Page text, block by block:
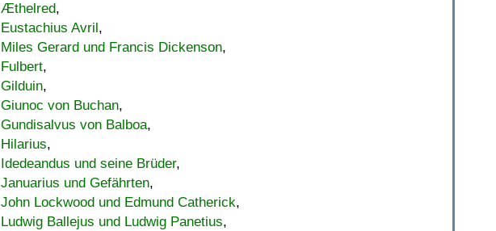
Æthelred,
Eustachius Avril,
Miles Gerard und Francis Dickenson,
Fulbert,
Gilduin,
Giunoc von Buchan,
Gundisalvus von Balboa,
Hilarius,
Idedeandus und seine Brüder,
Januarius und Gefährten,
John Lockwood und Edmund Catherick,
Ludwig Ballejus und Ludwig Panetius,